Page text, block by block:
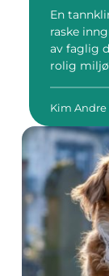
En
raske
av faglig
rolig miljø
Kim